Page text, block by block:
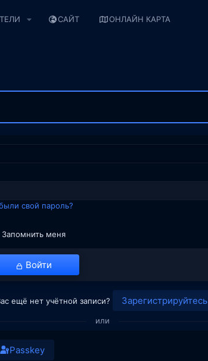
САЙТ ОНЛАЙН КАРТА
свой пароль?
Запомнить меня
Войти
ещё нет учётной записи? Зарегистрируйтесь
или
Passkey